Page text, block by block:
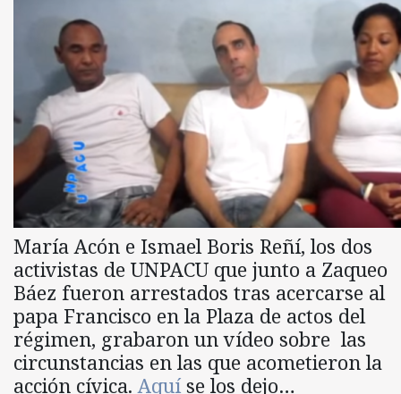
María Acón e Ismael Boris Reñí, los dos
activistas de UNPACU que junto a Zaqueo
Báez fueron arrestados tras acercarse al
papa Francisco en la Plaza de actos del
régimen, grabaron un vídeo sobre las
circunstancias en las que acometieron la
acción cívica.Aquíse los dejo…